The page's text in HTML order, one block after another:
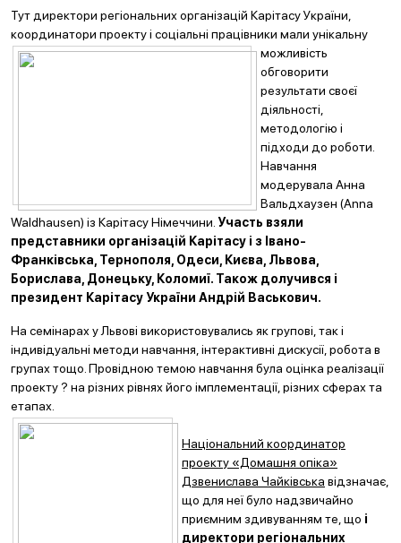
Тут директори регіональних організацій Карітасу України,
координатори проекту і соціальні працівники мали унікальну
можливість
обговорити
результати своєї
діяльності,
методологію і
підходи до роботи.
Навчання
модерувала Анна
Вальдхаузен (Anna
Waldhausen) із Карітасу Німеччини. Участь взяли
представники організацій Карітасу і з Івано-
Франківська, Тернополя, Одеси, Києва, Львова,
Борислава, Донецьку, Коломиї. Також долучився і
президент Карітасу України Андрій Васькович.
На семінарах у Львові використовувались як групові, так і
індивідуальні методи навчання, інтерактивні дискусії, робота в
групах тощо. Провідною темою навчання була оцінка реалізації
проекту ? на різних рівнях його імплементації, різних сферах та
етапах.
Національний координатор
проекту «Домашня опіка»
Дзвенислава Чайківська відзначає,
що для неї було надзвичайно
приємним здивуванням те, що і
директори регіональних